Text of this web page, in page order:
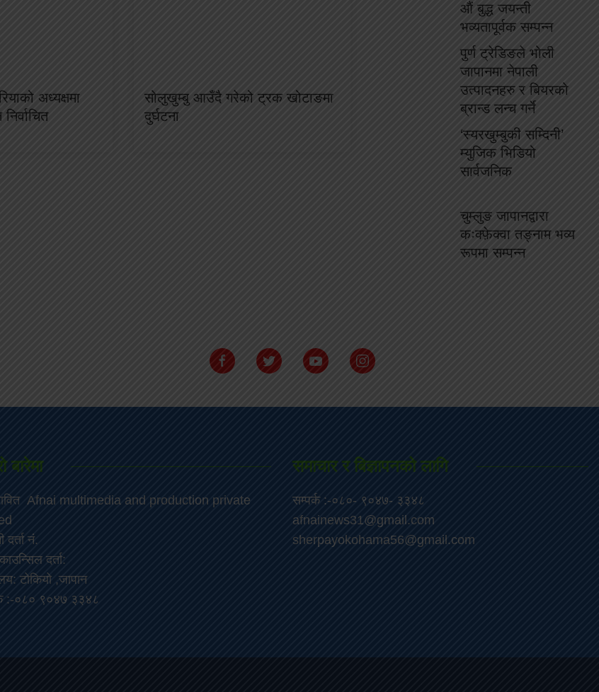
अध्यक्षमा
निर्वाचित
सोलुखुम्बु आउँदै गरेको ट्रक खोटाङमा
दुर्घटना
औं बुद्ध जयन्ती
भव्यतापूर्वक सम्पन्न
पुर्ण ट्रेडिङले भोली
जापानमा नेपाली
उत्पादनहरु र बियरको
ब्रान्ड लन्च गर्ने
‘स्यरखुम्बुकी सम्दिनी’
म्युजिक भिडियो
सार्वजनिक
चुम्लुङ जापानद्वारा
कःक्फ़ेक्वा तङ्नाम भव्य
रूपमा सम्पन्न
बारेमा
Afnai multimedia and production private
दर्ता नं.
दर्ता:
टोकियो ,जापान
:-०८० ९०४७ ३३४८
समाचार र बिज्ञापनको लागि
सम्पर्क :-०८०- ९०४७- ३३४८
afnainews31@gmail.com
sherpayokohama56@gmail.com